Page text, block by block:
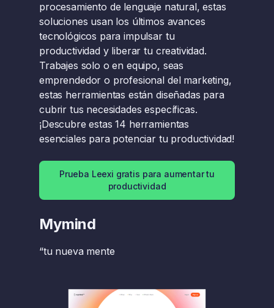
procesamiento de lenguaje natural, estas
soluciones usan los últimos avances
tecnológicos para impulsar tu
productividad y liberar tu creatividad.
Trabajes solo o en equipo, seas
emprendedor o profesional del marketing,
estas herramientas están diseñadas para
cubrir tus necesidades específicas.
¡Descubre estas 14 herramientas
esenciales para potenciar tu productividad!
Prueba Leexi gratis para aumentar tu
productividad
Mymind
“tu nueva mente